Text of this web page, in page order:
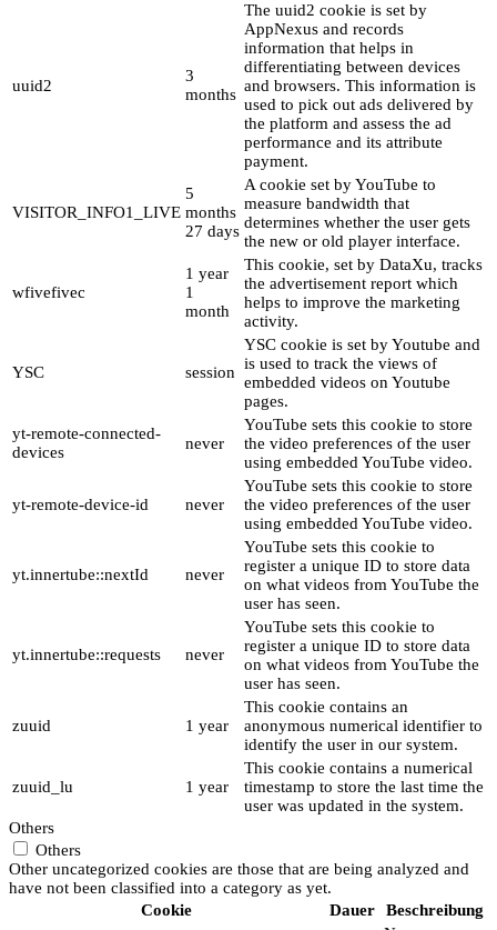
uuid2
3
months
The uuid2 cookie is set by
AppNexus and records
information that helps in
differentiating between devices
and browsers. This information is
used to pick out ads delivered by
the platform and assess the ad
performance and its attribute
payment.
VISITOR_INFO1_LIVE
5
months
27 days
A cookie set by YouTube to
measure bandwidth that
determines whether the user gets
the new or old player interface.
wfivefivec
1 year
1
month
This cookie, set by DataXu, tracks
the advertisement report which
helps to improve the marketing
activity.
YSC session
YSC cookie is set by Youtube and
is used to track the views of
embedded videos on Youtube
pages.
yt-remote-connected-
devices
never
YouTube sets this cookie to store
the video preferences of the user
using embedded YouTube video.
yt-remote-device-id never
YouTube sets this cookie to store
the video preferences of the user
using embedded YouTube video.
yt.innertube::nextId never
YouTube sets this cookie to
register a unique ID to store data
on what videos from YouTube the
user has seen.
yt.innertube::requests never
YouTube sets this cookie to
register a unique ID to store data
on what videos from YouTube the
user has seen.
zuuid 1 year
This cookie contains an
anonymous numerical identifier to
identify the user in our system.
zuuid_lu 1 year
This cookie contains a numerical
timestamp to store the last time the
user was updated in the system.
Others
Others
Other uncategorized cookies are those that are being analyzed and
have not been classified into a category as yet.
Cookie
Dauer Beschreibung